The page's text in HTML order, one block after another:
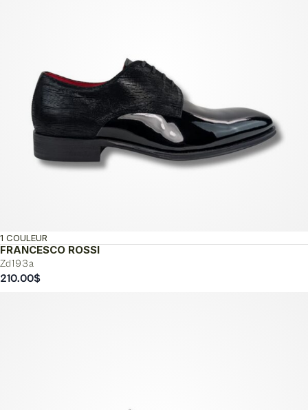
FRANCESCO ROSSI
Zd193a
1 COULEUR
210.00$